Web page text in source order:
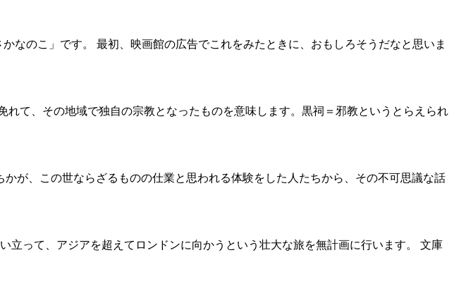
なのこ」です。 最初、映画館の広告でこれをみたときに、おもしろそうだなと思いま
て、その地域で独自の宗教となったものを意味します。黒祠＝邪教というとらえられ
が、この世ならざるものの仕業と思われる体験をした人たちから、その不可思議な話
立って、アジアを超えてロンドンに向かうという壮大な旅を無計画に行います。 文庫